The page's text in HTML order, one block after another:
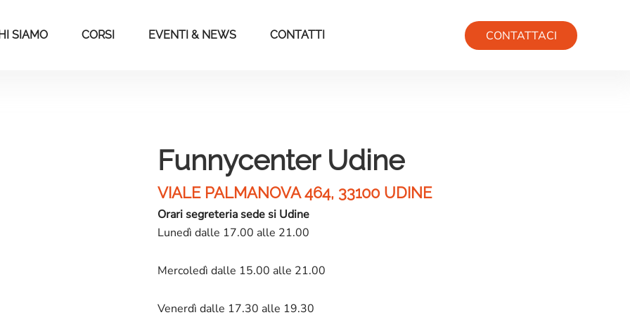
SIAMO CORSI EVENTI & NEWS CONTATTI CONTATTACI
Funnycenter Udine
VIALE PALMANOVA 464, 33100 UDINE
Orari segreteria sede si Udine
Lunedì dalle 17.00 alle 21.00
Mercoledì dalle 15.00 alle 21.00
Venerdì dalle 17.30 alle 19.30